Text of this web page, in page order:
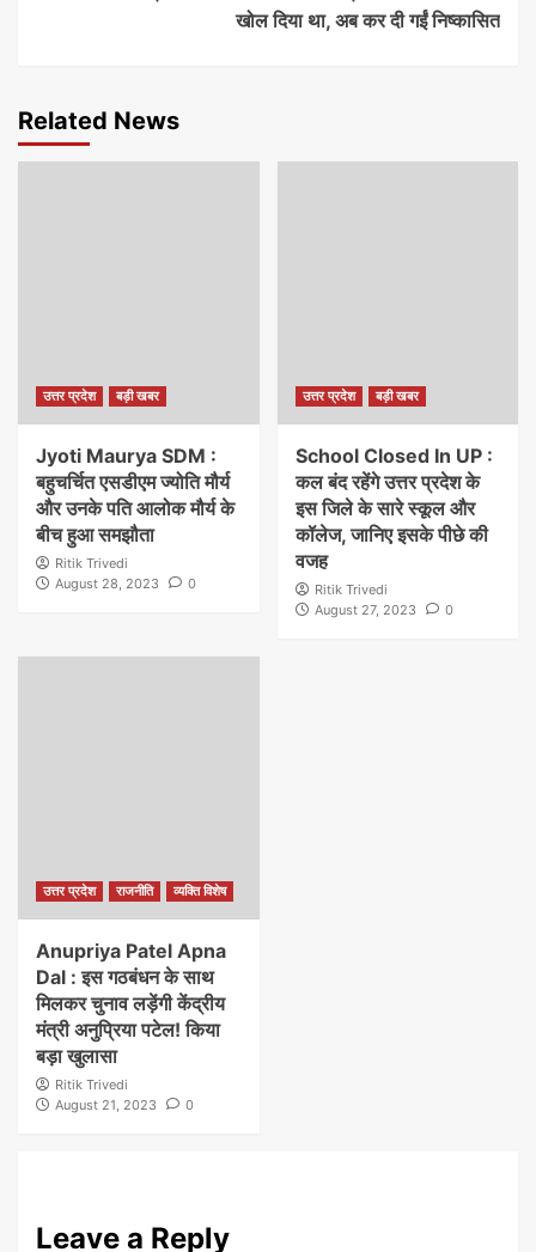
खोल दिया था, अब कर दी गईं निष्कासित
Related News
उत्तर प्रदेश बड़ी खबर
Jyoti Maurya SDM :
बहुचर्चित एसडीएम ज्योति मौर्य
और उनके पति आलोक मौर्य के
बीच हुआ समझौता
Ritik Trivedi
August 28, 2023
0
उत्तर प्रदेश बड़ी खबर
School Closed In UP :
कल बंद रहेंगे उत्तर प्रदेश के
इस जिले के सारे स्कूल और
कॉलेज, जानिए इसके पीछे की
वजह
Ritik Trivedi
August 27, 2023
0
उत्तर प्रदेश राजनीति व्यक्ति विशेष
Anupriya Patel Apna
Dal : इस गठबंधन के साथ
मिलकर चुनाव लड़ेंगी केंद्रीय
मंत्री अनुप्रिया पटेल! किया
बड़ा खुलासा
Ritik Trivedi
August 21, 2023
0
Leave a Reply